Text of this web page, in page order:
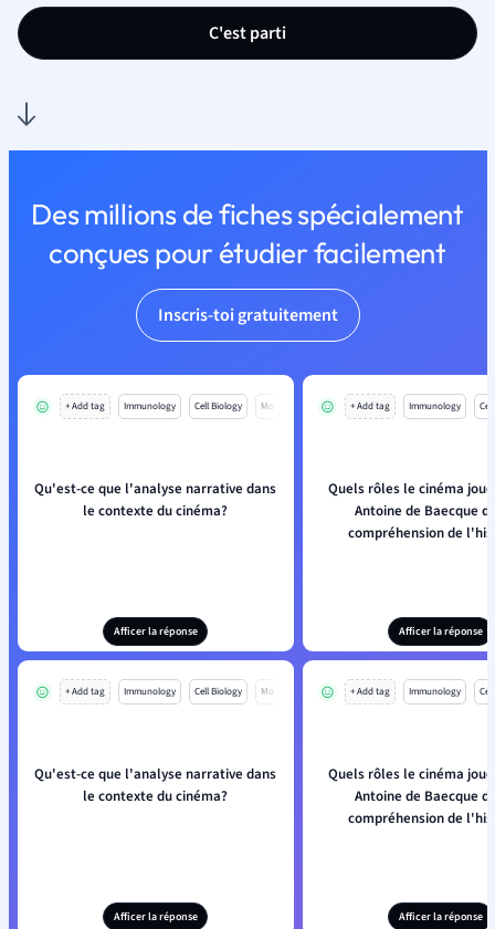
C'est parti
Des millions de fiches spécialement
conçues pour étudier facilement
Inscris-toi gratuitement
+ Add tag Immunology Cell Biology Mo
Qu'est-ce que l'analyse narrative dans
le contexte du cinéma?
Afficer la réponse
+ Add tag Immunology
Quels rôles le cinéma
Antoine de Baecque
compréhension de
Afficer la réponse
+ Add tag Immunology Cell Biology Mo
Qu'est-ce que l'analyse narrative dans
le contexte du cinéma?
Afficer la réponse
+ Add tag Immunology
Quels rôles le cinéma
Antoine de Baecque
compréhension de
Afficer la réponse